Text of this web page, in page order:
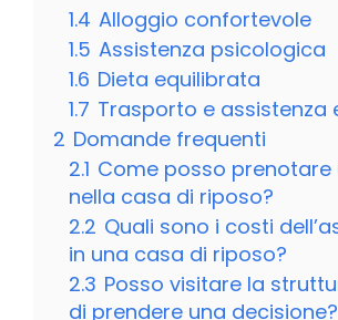
1.4 Alloggio confortevole
1.5 Assistenza psicologica
1.6 Dieta equilibrata
1.7 Trasporto e assistenza
2 Domande frequenti
2.1 Come posso prenotare
nella casa di riposo?
2.2 Quali sono i costi
in una casa di riposo?
2.3 Posso visitare la
di prendere una decisione?